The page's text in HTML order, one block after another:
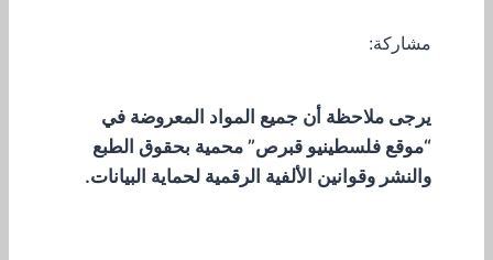
مشاركة:
يرجى ملاحظة أن جميع المواد المعروضة في
“موقع فلسطينيو قبرص” محمية بحقوق الطبع
والنشر وقوانين الألفية الرقمية لحماية البيانات.